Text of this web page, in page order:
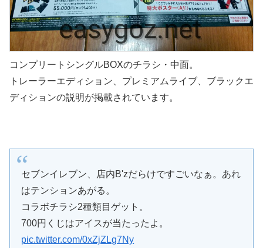
コンプリートシングルBOXのチラシ・中面。
トレーラーエディション、プレミアムライブ、ブラックエ
ディションの説明が掲載されています。
セブンイレブン、店内B'zだらけですごいなぁ。あれ
はテンションあがる。
コラボチラシ2種類目ゲット。
700円くじはアイスが当たったよ。
pic.twitter.com/0xZjZLg7Ny